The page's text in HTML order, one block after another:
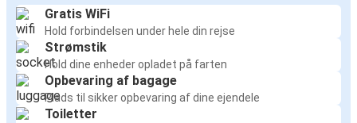
Gratis WiFi
Hold forbindelsen under hele din rejse
Strømstik
Hold dine enheder opladet på farten
Opbevaring af bagage
Plads til sikker opbevaring af dine ejendele
Toiletter